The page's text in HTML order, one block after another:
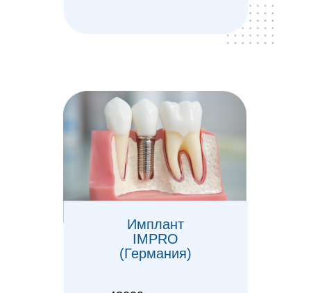
Наши
услуги
Имплантация
Лечение зубов